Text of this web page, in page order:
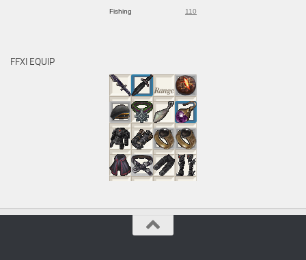
Fishing 110
FFXI EQUIP